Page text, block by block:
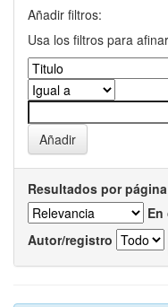
Añadir filtros:
Usa los filtros para
Resultados por página
En
Autor/registro